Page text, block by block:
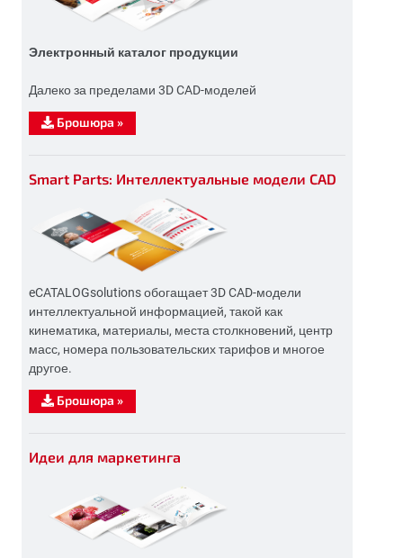
Электронный каталог продукции
Далеко за пределами 3D CAD-моделей
Брошюра »
Smart Parts: Интеллектуальные модели CAD
eCATALOGsolutions обогащает 3D CAD-модели
интеллектуальной информацией, такой как
кинематика, материалы, места столкновений, центр
масс, номера пользовательских тарифов и многое
другое.
Брошюра »
Идеи для маркетинга